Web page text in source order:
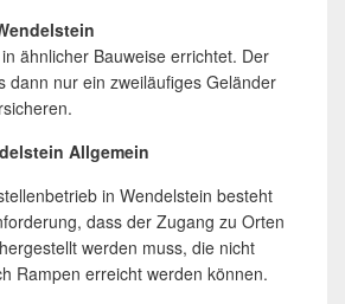
ähnlicher Bauweise errichtet. Der
dann nur ein zweiläufiges Geländer
Allgemein
in Wendelstein besteht
dass der Zugang zu Orten
werden muss, die nicht
Rampen erreicht werden können.